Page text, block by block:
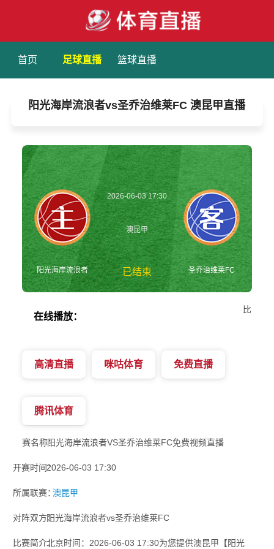
首页 足球直播 篮球直播
阳光海岸流浪者vs圣乔治维莱FC 澳昆甲直播
阳光海岸流浪者
2026-06-03 17:30
澳昆甲
已结束 圣乔治维莱FC
在线播放：
高清直播 咪咕体育 免费直播
腾讯体育
比
赛名称：阳光海岸流浪者VS圣乔治维莱FC免费视频直播
开赛时间：2026-06-03 17:30
所属联赛：澳昆甲
对阵双方：阳光海岸流浪者vs圣乔治维莱FC
比赛简介：北京时间：2026-06-03 17:30为您提供澳昆甲【阳光